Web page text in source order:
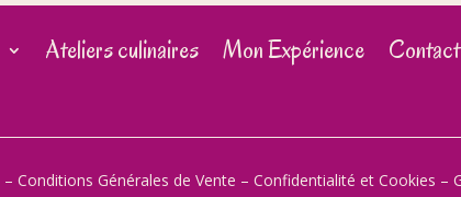
Ateliers culinaires Mon Expérience
Contact
– Conditions Générales de Vente – Confidentialité et Cookies –